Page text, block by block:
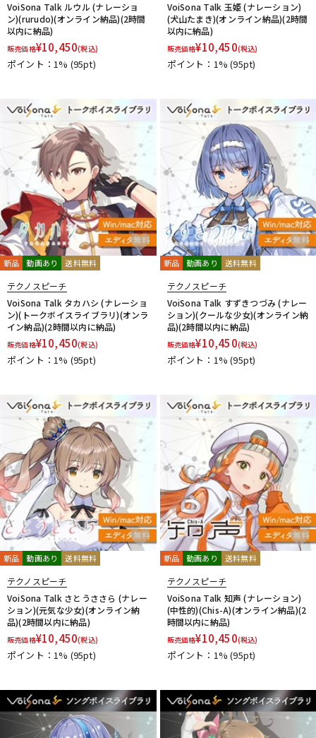
VoiSona Talk ルウル (ナレーショ
ン)(rurudo)(オンライン納品)(2時間
以内に納品)
販売価格¥10,450(税込)
ポイント：1% (95pt)
VoiSona Talk 玉姫 (ナレーション)
(犬山たまき)(オンライン納品)(2時間
以内に納品)
販売価格¥10,450(税込)
ポイント：1%(95pt)
新品 動画あり 送料無料
テクノスピーチ
VoiSona Talk タカハシ (ナレーショ
ン)(トークボイスライブラリ)(オンラ
イン納品)(2時間以内に納品)
販売価格¥10,450(税込)
ポイント：1% (95pt)
新品 動画あり 送料無料
テクノスピーチ
VoiSona Talk すずきつづみ (ナレー
ション)(クールな少女)(オンライン納
品)(2時間以内に納品)
販売価格¥10,450(税込)
ポイント：1%(95pt)
新品 動画あり 送料無料
テクノスピーチ
VoiSona Talk さとうささら (ナレー
ション)(元気な少女)(オンライン納
品)(2時間以内に納品)
販売価格¥10,450(税込)
ポイント：1% (95pt)
新品 動画あり 送料無料
テクノスピーチ
VoiSona Talk 知声 (ナレーション)
(中性的)(Chis-A)(オンライン納品)(2
時間以内に納品)
販売価格¥10,450(税込)
ポイント：1%(95pt)